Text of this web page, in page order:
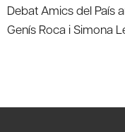
Debat Amics del País
Genís Roca i Simona